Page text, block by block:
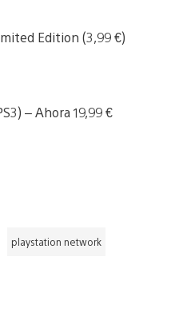
Edition (3,99 €)
– Ahora 19,99 €
playstation network